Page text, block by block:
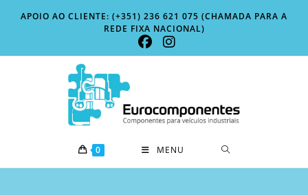
APOIO AO CLIENTE: (+351) 236 621 075 (CHAMADA PARA A
REDE FIXA NACIONAL)
0 MENU